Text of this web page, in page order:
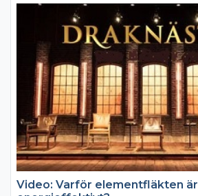
Video: Varför elementfläkten är